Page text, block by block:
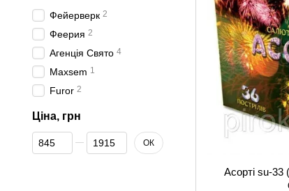
Асорті su-33
Фейерверк 2
Феерия 2
Агенція Свято 4
Maxsem 1
Furor 2
Ціна, грн
Від Ціна, грн
До Ціна, грн ОК